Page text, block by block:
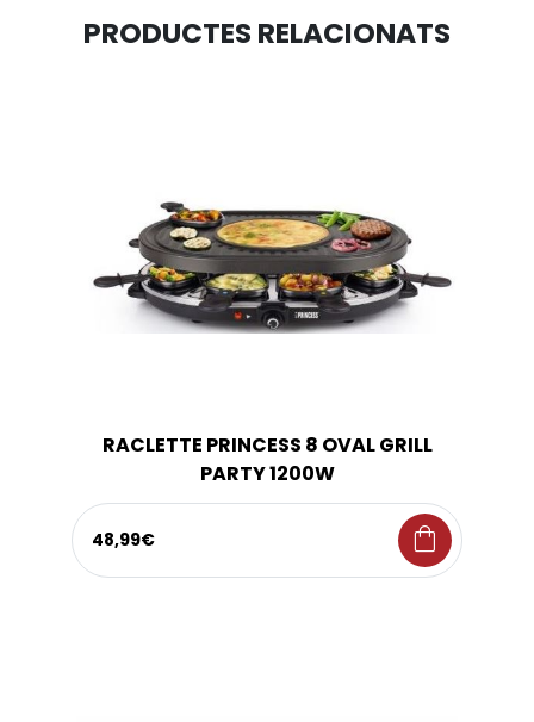
PRODUCTES RELACIONATS
RACLETTE PRINCESS 8 OVAL GRILL
PARTY 1200W
48,99€ shopping_bag